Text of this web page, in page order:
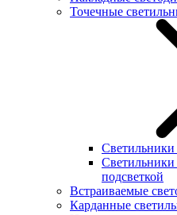
Точечные
подсветкой
Встраиваемые
Карданные